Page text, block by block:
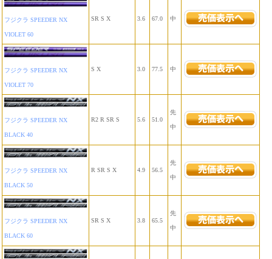
フジクラ SPEEDER NX
VIOLET 60
SR S X 3.6 67.0 中
フジクラ SPEEDER NX
VIOLET 70
S X 3.0 77.5 中
フジクラ SPEEDER NX
BLACK 40
R2 R SR S 5.6 51.0
先
中
フジクラ SPEEDER NX
BLACK 50
R SR S X 4.9 56.5
先
中
フジクラ SPEEDER NX
BLACK 60
SR S X 3.8 65.5
先
中